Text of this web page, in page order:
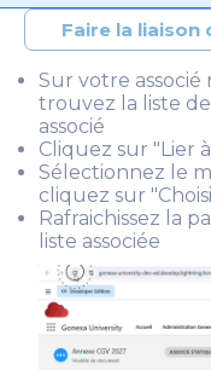
Faire la liaison
Sur votre
trouvez la liste
associé
Cliquez sur "Lier
Sélectionnez le
cliquez sur
Rafraichissez la
liste associée